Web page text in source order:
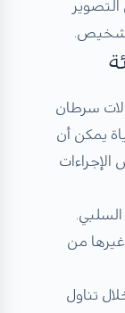
سرطان
يمكن أن
من
تناول